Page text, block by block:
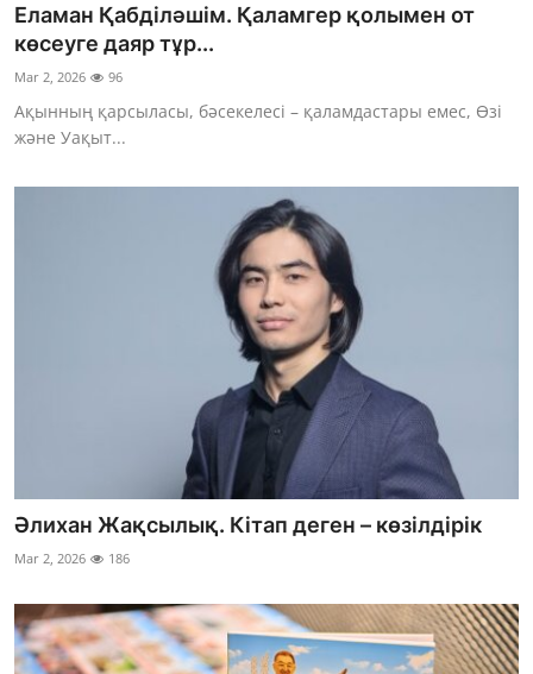
Еламан Қабділәшім. Қаламгер қолымен от
көсеуге даяр тұр...
Mar 2, 2026 96
Ақынның қарсыласы, бәсекелесі – қаламдастары емес, Өзі
және Уақыт...
Әлихан Жақсылық. Кітап деген – көзілдірік
Mar 2, 2026 186